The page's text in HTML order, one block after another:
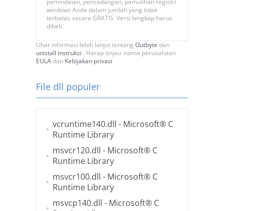
pemindaian, pencadangan, pemulihan registri
windows Anda dalam jumlah yang tidak
terbatas secara GRATIS. Versi lengkap harus
dibeli.
Lihat informasi lebih lanjut tentang Outbyte dan
unistall instruksi . Harap tinjau :name perusahaan
EULAdan Kebijakan privasi
File dll populer
vcruntime140.dll - Microsoft® C
Runtime Library
msvcr120.dll - Microsoft® C
Runtime Library
msvcr100.dll - Microsoft® C
Runtime Library
msvcp140.dll - Microsoft® C